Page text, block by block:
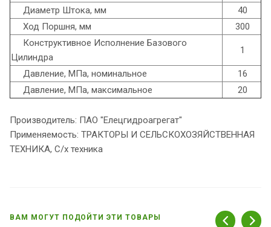
Диаметр Штока, мм
40
Ход Поршня, мм
300
Конструктивное Исполнение Базового
Цилиндра
1
Давление, МПа, номинальное
16
Давление, МПа, максимальное
20
Производитель: ПАО "Елецгидроагрегат"
Применяемость: ТРАКТОРЫ И СЕЛЬСКОХОЗЯЙСТВЕННАЯ
ТЕХНИКА, С/х техника
ВАМ МОГУТ ПОДОЙТИ ЭТИ ТОВАРЫ